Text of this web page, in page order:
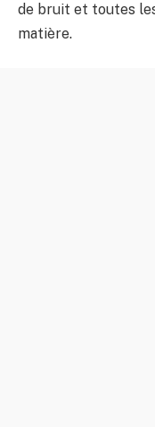
de bruit et toutes
matière.